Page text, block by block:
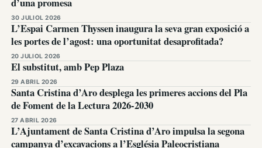
30 JULIOL 2026
L’Espai Carmen Thyssen inaugura la seva gran exposició a
les portes de l’agost: una oportunitat desaprofitada?
20 JULIOL 2026
El substitut, amb Pep Plaza
29 ABRIL 2026
Santa Cristina d’Aro desplega les primeres accions del Pla
de Foment de la Lectura 2026-2030
27 ABRIL 2026
L’Ajuntament de Santa Cristina d’Aro impulsa la segona
campanya d’excavacions a l’Església Paleocristiana